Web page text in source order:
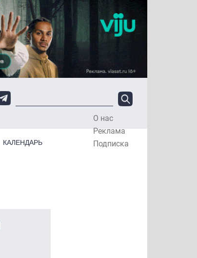
О нас
Реклама
Подписка
КАЛЕНДАРЬ